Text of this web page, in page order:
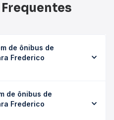
de ônibus de
Frederico
em média 14h 59min,
o tipo de serviço
e as condições de
de ônibus de
Frederico